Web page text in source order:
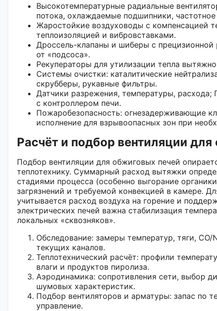
Высокотемпературные радиальные
потока, охлаждаемые подшипники, частотное
Жаростойкие воздуховоды с компенсацией
теплоизоляцией и вибровставками.
Дроссель-клапаны и шиберы с прецизионной
от «подсоса».
Рекуператоры для утилизации тепла
Системы очистки: каталитические
скрубберы, рукавные фильтры.
Датчики разрежения, температуры, расхода;
с контроллером печи.
Пожаробезопасность: огнезадерживающие
исполнение для взрывоопасных зон при
Расчёт и подбор вентиляции
Подбор вентиляции для обжиговых печей
теплотехнику. Суммарный расход вытяжки
стадиями процесса (особенно выгорание
загрязнений и требуемой конвекцией в камере.
учитывается расход воздуха на горение и
электрических печей важна стабилизация
локальных «сквозняков».
Обследование: замеры температур, тяги, CO/
текущих каналов.
Теплотехнический расчёт: профили
влаги и продуктов пиролиза.
Аэродинамика: сопротивления сети, выбор
шумовых характеристик.
Подбор вентиляторов и арматуры: запас по
управление.